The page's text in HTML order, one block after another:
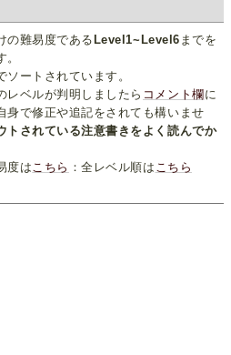
の難易度である Level1~Level6 までを
。
ソートされています。
レベルが判明しましたら コメント欄 に
身で修正や追記をされても構いませ
トされている注意書きをよく読んでか
度はこちら ：全レベル順は こちら